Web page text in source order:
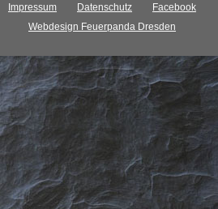
Impressum Datenschutz
Facebook
Webdesign Feuerpanda Dresden